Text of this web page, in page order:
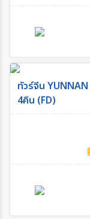
ทัวร์จีน
4คืน (FD)